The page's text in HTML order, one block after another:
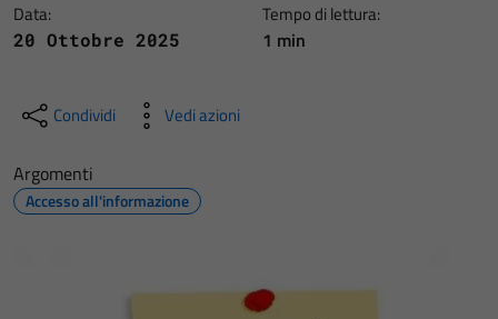
Data:
20 Ottobre 2025
Tempo di lettura:
1 min
Condividi Vedi azioni
Argomenti
Accesso all'informazione